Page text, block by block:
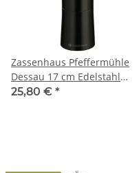
Zassenhaus Pfeffermühle
Dessau 17 cm Edelstahl
schwarz/Glas
25,80 € *